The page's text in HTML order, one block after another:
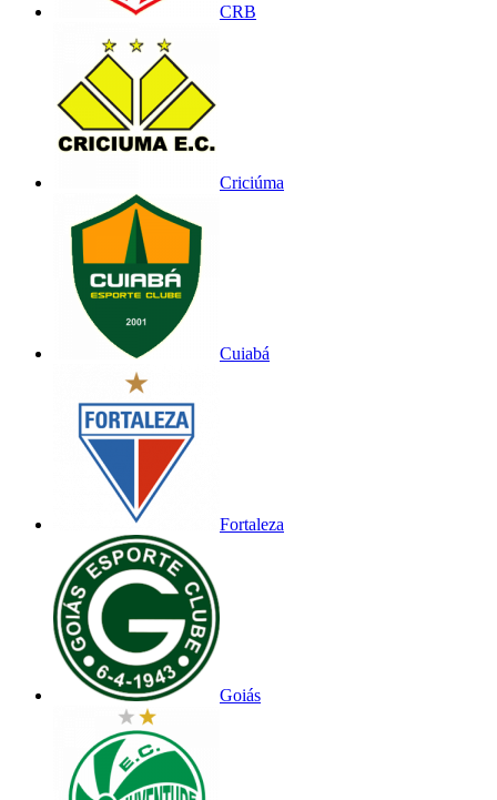
CRB
Criciúma
Cuiabá
Fortaleza
Goiás